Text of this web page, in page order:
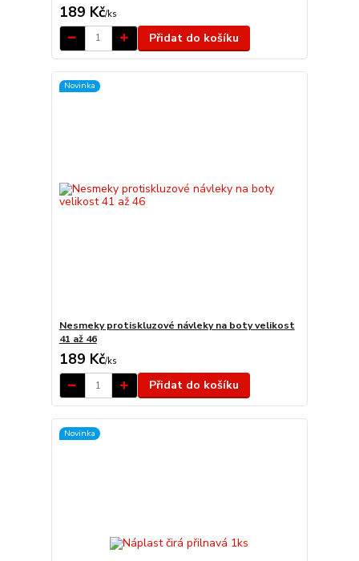
189 Kč/ks
Přidat do košíku
Novinka
Nesmeky protiskluzové návleky na boty velikost
41 až 46
189 Kč/ks
Přidat do košíku
Novinka